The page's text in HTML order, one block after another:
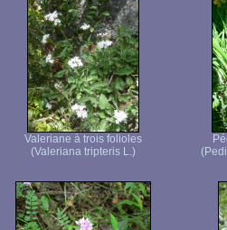
Valeriane à trois folioles
(Valeriana tripteris L.)